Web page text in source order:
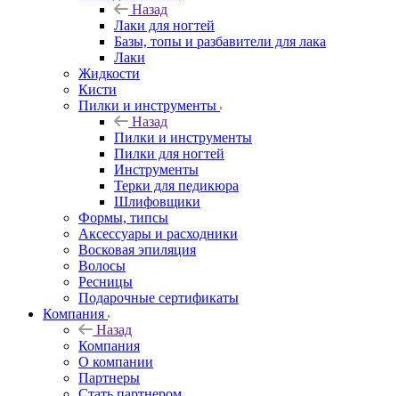
Назад
Лаки для ногтей
Базы, топы и разбавители для лака
Лаки
Жидкости
Кисти
Пилки и инструменты
Назад
Пилки и инструменты
Пилки для ногтей
Инструменты
Терки для педикюра
Шлифовщики
Формы, типсы
Аксессуары и расходники
Восковая эпиляция
Волосы
Ресницы
Подарочные сертификаты
Компания
Назад
Компания
О компании
Партнеры